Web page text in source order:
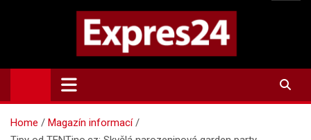
Expres24.cz
Rychlé zprávy po celý den
Home
Magazín informací